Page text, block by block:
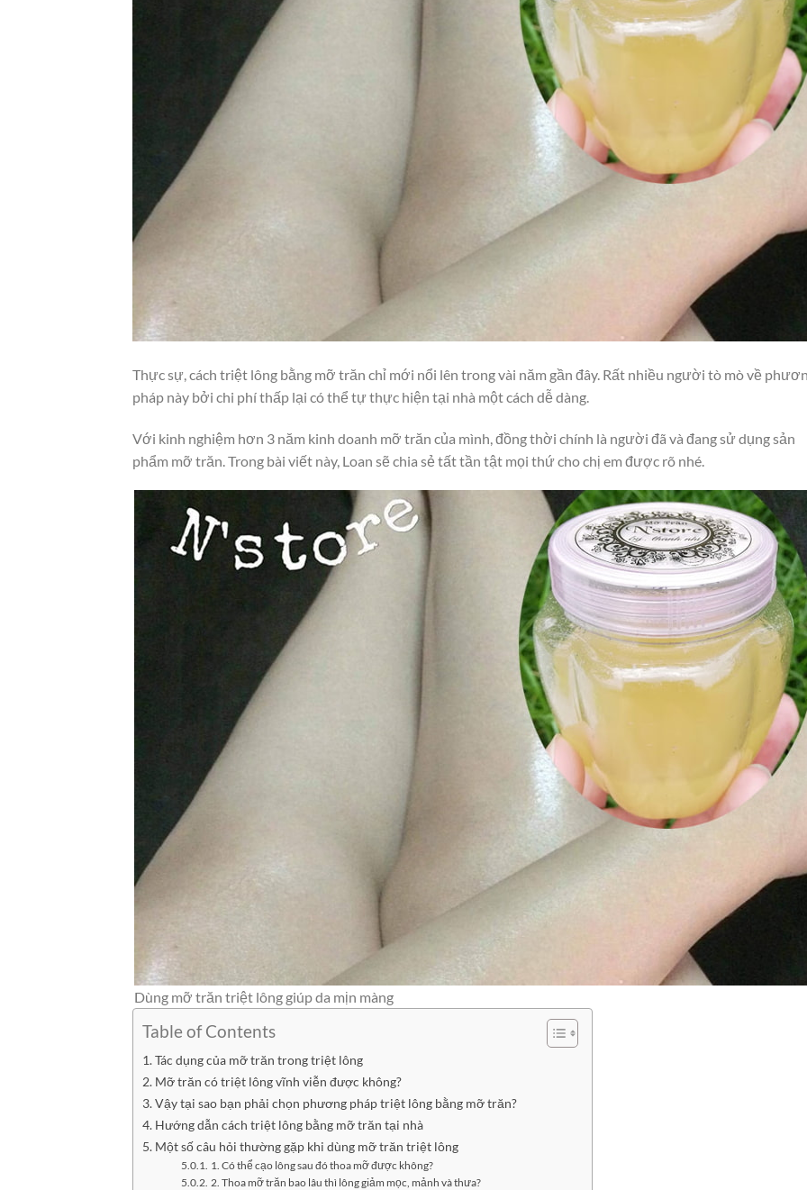
Thực sự, cách triệt lông bằng mỡ trăn chỉ mới nổi lên trong vài năm gần đây. Rất nhiều người tò mò về
pháp này bởi chi phí thấp lại có thể tự thực hiện tại nhà một cách dễ dàng.
Với kinh nghiệm hơn 3 năm kinh doanh mỡ trăn của mình, đồng thời chính là người đã và đang sử dụng sản
phẩm mỡ trăn. Trong bài viết này, Loan sẽ chia sẻ tất tần tật mọi thứ cho chị em được rõ nhé.
Dùng mỡ trăn triệt lông giúp da mịn màng
Table of Contents
Tác dụng của mỡ trăn trong triệt lông
Mỡ trăn có triệt lông vĩnh viễn được không?
Vậy tại sao bạn phải chọn phương pháp triệt lông bằng mỡ trăn?
Hướng dẫn cách triệt lông bằng mỡ trăn tại nhà
Một số câu hỏi thường gặp khi dùng mỡ trăn triệt lông
1. Có thể cạo lông sau đó thoa mỡ được không?
2. Thoa mỡ trăn bao lâu thì lông giảm mọc, mảnh và thưa?